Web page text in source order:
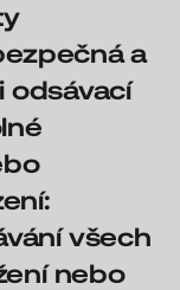
a
odsávací
všech
nebo